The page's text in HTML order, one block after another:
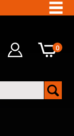
0